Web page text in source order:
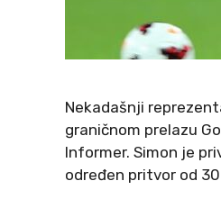
Nekadašnji
graničnom prelazu
Informer. Simon je
određen pritvor od